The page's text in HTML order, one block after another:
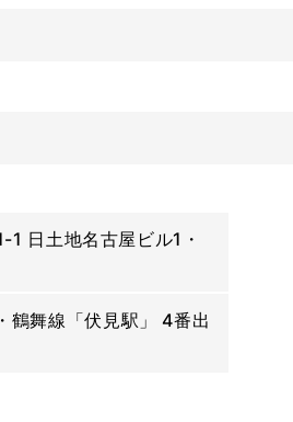
日土地名古屋ビル1・
鶴舞線「伏見駅」 4番出